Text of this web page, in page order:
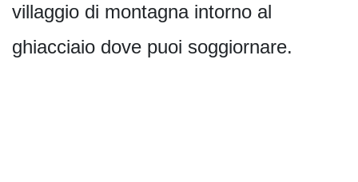
villaggio di montagna intorno al
ghiacciaio dove puoi soggiornare.